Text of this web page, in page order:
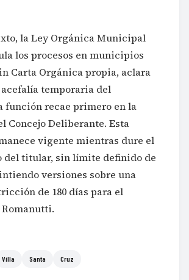
la Ley Orgánica Municipal
los procesos en municipios
Carta Orgánica propia, aclara
temporaria del
función recae primero en la
Concejo Deliberante. Esta
vigente mientras dure el
del titular, sin límite definido de
versiones sobre una
de 180 días para el
Villa Santa Cruz